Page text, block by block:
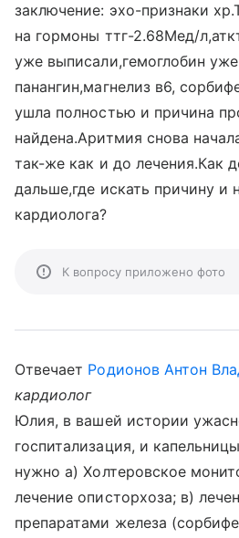
заключение: эхо-признаки
на гормоны ттг-2.68Мед/
уже выписали,гемоглобин
панангин,магнелиз в6,
ушла полностью и причина
найдена.Аритмия снова
так-же как и до лечения.Как
дальше,где искать причину и
кардиолога?
К вопросу приложено фото
Отвечает Родионов Антон
кардиолог
Юлия, в вашей истории
госпитализация, и
нужно а) Холтеровское
лечение описторхоза; в)
препаратами железа